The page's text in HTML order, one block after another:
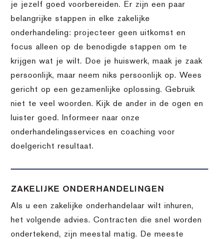
je jezelf goed voorbereiden. Er zijn een paar
belangrijke stappen in elke zakelijke
onderhandeling: projecteer geen uitkomst en
focus alleen op de benodigde stappen om te
krijgen wat je wilt. Doe je huiswerk, maak je zaak
persoonlijk, maar neem niks persoonlijk op. Wees
gericht op een gezamenlijke oplossing. Gebruik
niet te veel woorden. Kijk de ander in de ogen en
luister goed. Informeer naar onze
onderhandelingsservices en coaching voor
doelgericht resultaat.
ZAKELIJKE ONDERHANDELINGEN
Als u een zakelijke onderhandelaar wilt inhuren,
het volgende advies. Contracten die snel worden
ondertekend, zijn meestal matig. De meeste